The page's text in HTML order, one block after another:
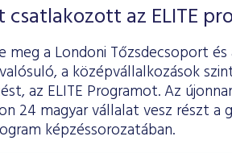
az ELITE
meg a Londoni Tőzsdecsoport
a középvállalkozások
az ELITE Programot. Az
24 magyar vállalat vesz részt a
képzéssorozatában.